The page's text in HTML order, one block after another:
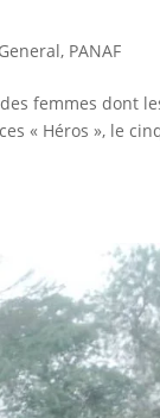
General, PANAF
femmes dont
« Héros », le